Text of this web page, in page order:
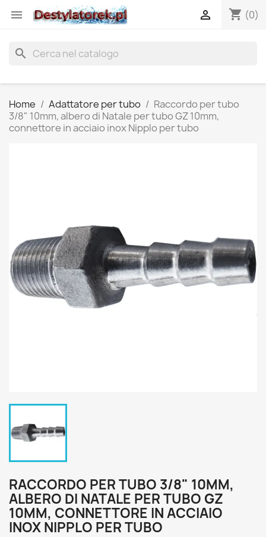
 shopping_cart (0)

search
Home Adattatore per tubo
Raccordo per tubo
3/8" 10mm, albero di Natale per tubo GZ 10mm,
connettore in acciaio inox Nipplo per tubo
RACCORDO PER TUBO 3/8" 10MM,
ALBERO DI NATALE PER TUBO GZ
10MM, CONNETTORE IN ACCIAIO
INOX NIPPLO PER TUBO